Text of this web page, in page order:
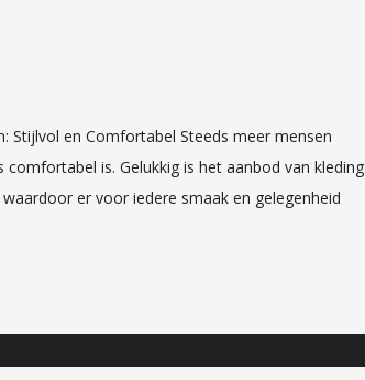
Stijlvol en Comfortabel Steeds meer mensen
is. Gelukkig is het aanbod van kleding
er voor iedere smaak en gelegenheid